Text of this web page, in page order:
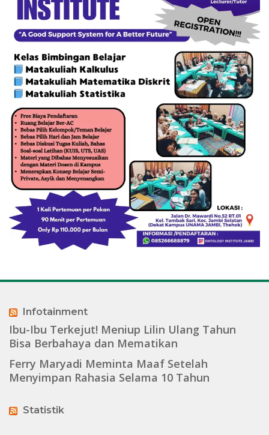
Infotainment
Ibu-Ibu Terkejut! Meniup Lilin Ulang Tahun
Bisa Berbahaya dan Mematikan
Ferry Maryadi Meminta Maaf Setelah
Menyimpan Rahasia Selama 10 Tahun
Statistik